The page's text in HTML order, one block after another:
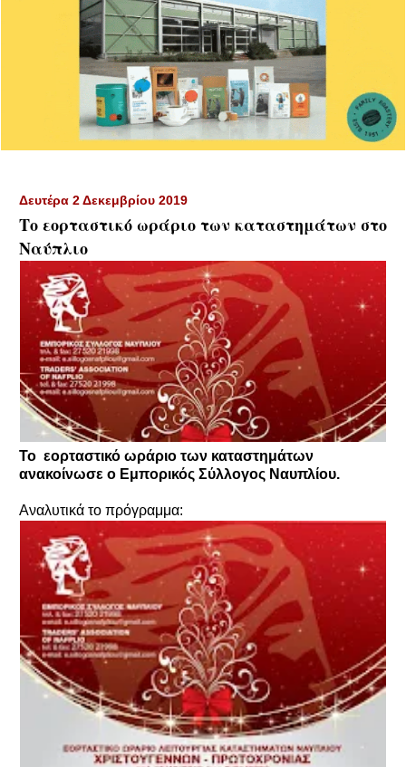
Δευτέρα 2 Δεκεμβρίου 2019
Το εορταστικό ωράριο των καταστημάτων στο
Ναύπλιο
Το εορταστικό ωράριο των καταστημάτων
ανακοίνωσε ο Εμπορικός Σύλλογος Ναυπλίου.
Αναλυτικά το πρόγραμμα: